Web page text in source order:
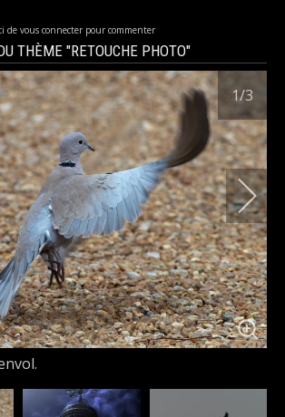
de vous connecter pour commenter
THÈME "RETOUCHE PHOTO"
1/3